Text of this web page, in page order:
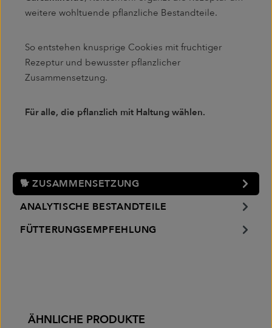
weitere wohltuende pflanzliche Bestandteile.
So entstehen knusprige Cookies mit fruchtiger
Rezeptur und bewusster pflanzlicher
Zusammensetzung.
Für alle, die pflanzlich mit Haltung wählen.
🐕 ZUSAMMENSETZUNG
ANALYTISCHE BESTANDTEILE
FÜTTERUNGSEMPFEHLUNG
Produktgalerie überspringen
ÄHNLICHE PRODUKTE